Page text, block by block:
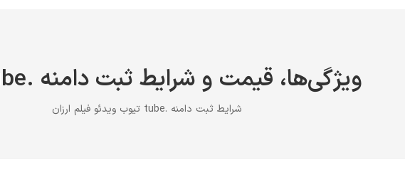
ویژگی‌ها، قیمت و شرایط ثبت دامنه .tube ارزان
شرایط ثبت دامنه .tube تیوب ویدئو فیلم ارزان